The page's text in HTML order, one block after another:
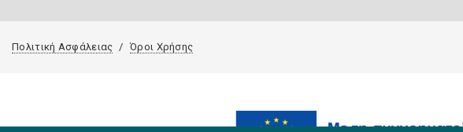
Πολιτική Ασφάλειας Όροι Χρήσης